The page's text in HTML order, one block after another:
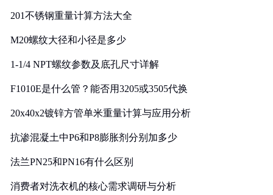
201不锈钢重量计算方法大全
M20螺纹大径和小径是多少
1-1/4 NPT螺纹参数及底孔尺寸详解
F1010E是什么管？能否用3205或3505代换
20x40x2镀锌方管单米重量计算与应用分析
抗渗混凝土中P6和P8膨胀剂分别加多少
法兰PN25和PN16有什么区别
消费者对洗衣机的核心需求调研与分析